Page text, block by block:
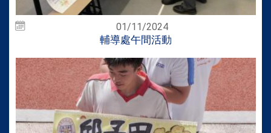
01/11/2024
輔導處午間活動